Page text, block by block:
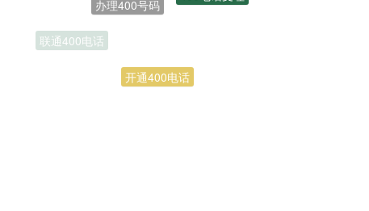
开通400电话
联通400电话